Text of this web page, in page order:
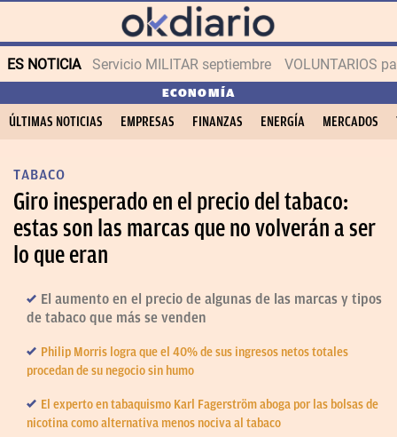
ES NOTICIA Servicio MILITAR septiembre VOLUNTARIOS
ECONOMÍA
ÚLTIMAS NOTICIAS EMPRESAS FINANZAS ENERGÍA MERCADOS
TABACO
Giro inesperado en el precio del tabaco:
estas son las marcas que no volverán a ser
lo que eran
El aumento en el precio de algunas de las marcas y tipos
de tabaco que más se venden
Philip Morris logra que el 40% de sus ingresos netos totales
procedan de su negocio sin humo
El experto en tabaquismo Karl Fagerström aboga por las bolsas de
nicotina como alternativa menos nociva al tabaco